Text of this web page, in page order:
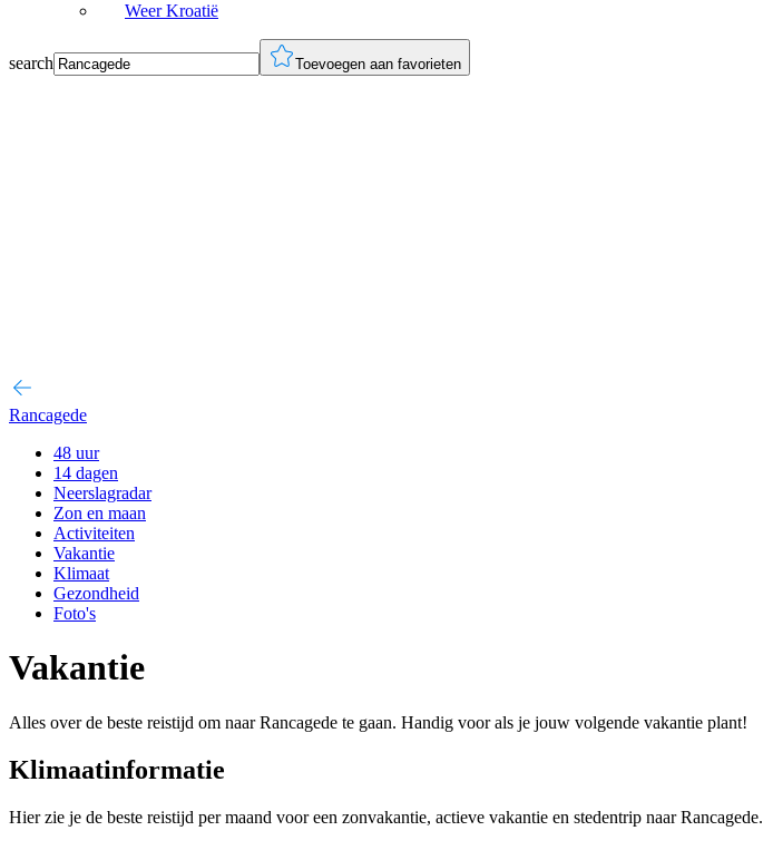
Weer Kroatië
search Toevoegen aan favorieten
Rancagede
48 uur
14 dagen
Neerslagradar
Zon en maan
Activiteiten
Vakantie
Klimaat
Gezondheid
Foto's
Vakantie
Alles over de beste reistijd om naar Rancagede te gaan. Handig voor als je jouw volgende vakantie plant!
Klimaatinformatie
Hier zie je de beste reistijd per maand voor een zonvakantie, actieve vakantie en stedentrip naar Rancagede.